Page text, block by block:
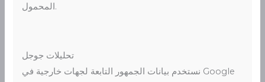
المحمول.
تحليلات جوجل
نستخدم بيانات الجمهور التابعة لجهات خارجية في Google